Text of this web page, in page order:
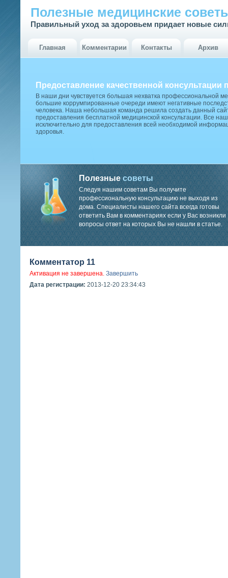
Полезные медицинские
Правильный уход за здоровьем придает новые
Главная Комментарии Контакты Архив
Предоставление качественной консультации
В наши дни чувствуется большая нехватка профессиональной
большие коррумпированные очереди имеют негативные
человека. Наша небольшая команда решила создать данный
предоставления бесплатной медицинской консультации. Все
исключительно для предоставления всей необходимой
здоровья.
Полезныесоветы
Следуя нашим советам Вы получите
профессиональную консультацию не выходя из
дома. Специалисты нашего сайта всегда готовы
ответить Вам в комментариях если у Вас возникли
вопросы ответ на которых Вы не нашли в статье.
Комментатор 11
Активация не завершена. Завершить
Дата регистрации: 2013-12-20 23:34:43